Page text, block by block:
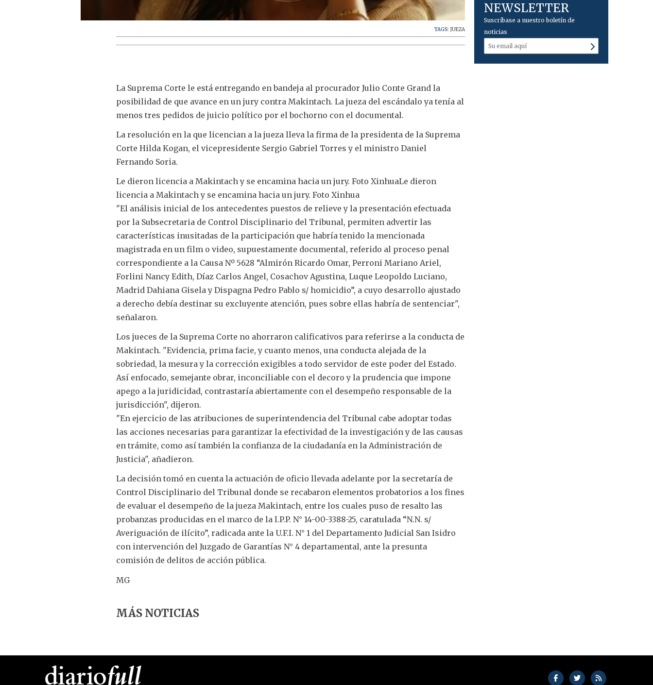
TAGS: JUEZA
La Suprema Corte le está entregando en bandeja al procurador Julio Conte Grand la
posibilidad de que avance en un jury contra Makintach. La jueza del escándalo ya tenía al
menos tres pedidos de juicio político por el bochorno con el documental.
La resolución en la que licencian a la jueza lleva la firma de la presidenta de la Suprema
Corte Hilda Kogan, el vicepresidente Sergio Gabriel Torres y el ministro Daniel
Fernando Soria.
Le dieron licencia a Makintach y se encamina hacia un jury. Foto XinhuaLe dieron
licencia a Makintach y se encamina hacia un jury. Foto Xinhua
"El análisis inicial de los antecedentes puestos de relieve y la presentación efectuada
por la Subsecretaria de Control Disciplinario del Tribunal, permiten advertir las
características inusitadas de la participación que habría tenido la mencionada
magistrada en un film o video, supuestamente documental, referido al proceso penal
correspondiente a la Causa Nº 5628 “Almirón Ricardo Omar, Perroni Mariano Ariel,
Forlini Nancy Edith, Díaz Carlos Angel, Cosachov Agustina, Luque Leopoldo Luciano,
Madrid Dahiana Gisela y Dispagna Pedro Pablo s/ homicidio”, a cuyo desarrollo ajustado
a derecho debía destinar su excluyente atención, pues sobre ellas habría de sentenciar",
señalaron.
Los jueces de la Suprema Corte no ahorraron calificativos para referirse a la conducta de
Makintach. "Evidencia, prima facie, y cuanto menos, una conducta alejada de la
sobriedad, la mesura y la corrección exigibles a todo servidor de este poder del Estado.
Así enfocado, semejante obrar, inconciliable con el decoro y la prudencia que impone
apego a la juridicidad, contrastaría abiertamente con el desempeño responsable de la
jurisdicción", dijeron.
"En ejercicio de las atribuciones de superintendencia del Tribunal cabe adoptar todas
las acciones necesarias para garantizar la efectividad de la investigación y de las causas
en trámite, como así también la confianza de la ciudadanía en la Administración de
Justicia", añadieron.
La decisión tomó en cuenta la actuación de oficio llevada adelante por la secretaría de
Control Disciplinario del Tribunal donde se recabaron elementos probatorios a los fines
de evaluar el desempeño de la jueza Makintach, entre los cuales puso de resalto las
probanzas producidas en el marco de la I.P.P. N° 14-00-3388-25, caratulada “N.N. s/
Averiguación de ilícito”, radicada ante la U.F.I. N° 1 del Departamento Judicial San Isidro
con intervención del Juzgado de Garantías N° 4 departamental, ante la presunta
comisión de delitos de acción pública.
MG
MÁS NOTICIAS
NEWSLETTER
Suscríbase a nuestro boletín de
noticias